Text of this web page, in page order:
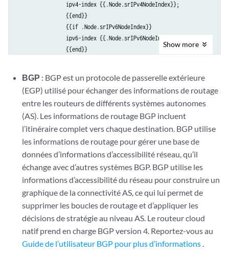
                ipv4-index {{.Node.srIPv4NodeIndex}};
                {{end}}
                {{if .Node.srIPv6NodeIndex}}
                ipv6-index {{.Node.srIPv6NodeIndex}};
                {{end}}
        {{end}}
        level 1 disable;
    }
Show more
BGP : BGP est un protocole de passerelle extérieure
(EGP) utilisé pour échanger des informations de routage
entre les routeurs de différents systèmes autonomes
(AS). Les informations de routage BGP incluent
l’itinéraire complet vers chaque destination. BGP utilise
les informations de routage pour gérer une base de
données d’informations d’accessibilité réseau, qu’il
échange avec d’autres systèmes BGP. BGP utilise les
informations d’accessibilité du réseau pour construire un
graphique de la connectivité AS, ce qui lui permet de
supprimer les boucles de routage et d’appliquer les
décisions de stratégie au niveau AS. Le routeur cloud
natif prend en charge BGP version 4. Reportez-vous au
Guide de l’utilisateur BGP pour plus d’informations .